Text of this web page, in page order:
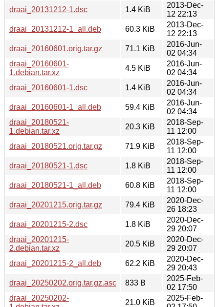
draai_20131212-1.dsc
1.4 KiB
2013-Dec-
12 22:13
draai_20131212-1_all.deb
60.3 KiB
2013-Dec-
12 22:13
draai_20160601.orig.tar.gz
71.1 KiB
2016-Jun-
02 04:34
draai_20160601-
1.debian.tar.xz
4.5 KiB
2016-Jun-
02 04:34
draai_20160601-1.dsc
1.4 KiB
2016-Jun-
02 04:34
draai_20160601-1_all.deb
59.4 KiB
2016-Jun-
02 04:34
draai_20180521-
1.debian.tar.xz
20.3 KiB
2018-Sep-
11 12:00
draai_20180521.orig.tar.gz
71.9 KiB
2018-Sep-
11 12:00
draai_20180521-1.dsc
1.8 KiB
2018-Sep-
11 12:00
draai_20180521-1_all.deb
60.8 KiB
2018-Sep-
11 12:00
draai_20201215.orig.tar.gz
79.4 KiB
2020-Dec-
26 18:23
draai_20201215-2.dsc
1.8 KiB
2020-Dec-
29 20:07
draai_20201215-
2.debian.tar.xz
20.5 KiB
2020-Dec-
29 20:07
draai_20201215-2_all.deb
62.2 KiB
2020-Dec-
29 20:43
draai_20250202.orig.tar.gz.asc
833 B
2025-Feb-
02 17:50
draai_20250202-
21.0 KiB
2025-Feb-